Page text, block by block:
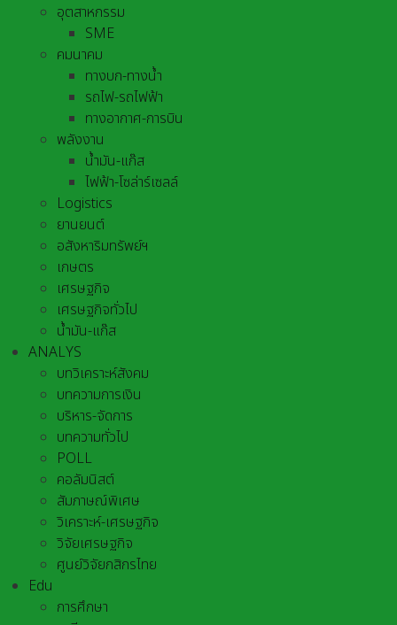
อุตสาหกรรม
SME
คมนาคม
ทางบก-ทางน้ำ
รถไฟ-รถไฟฟ้า
ทางอากาศ-การบิน
พลังงาน
น้ำมัน-แก๊ส
ไฟฟ้า-โซล่าร์เซลล์
Logistics
ยานยนต์
อสังหาริมทรัพย์ฯ
เกษตร
เศรษฐกิจ
เศรษฐกิจทั่วไป
น้ำมัน-แก๊ส
ANALYS
บทวิเคราะห์สังคม
บทความการเงิน
บริหาร-จัดการ
บทความทั่วไป
POLL
คอลัมนิสต์
สัมภาษณ์พิเศษ
วิเคราะห์-เศรษฐกิจ
วิจัยเศรษฐกิจ
ศูนย์วิจัยกสิกรไทย
Edu
การศึกษา